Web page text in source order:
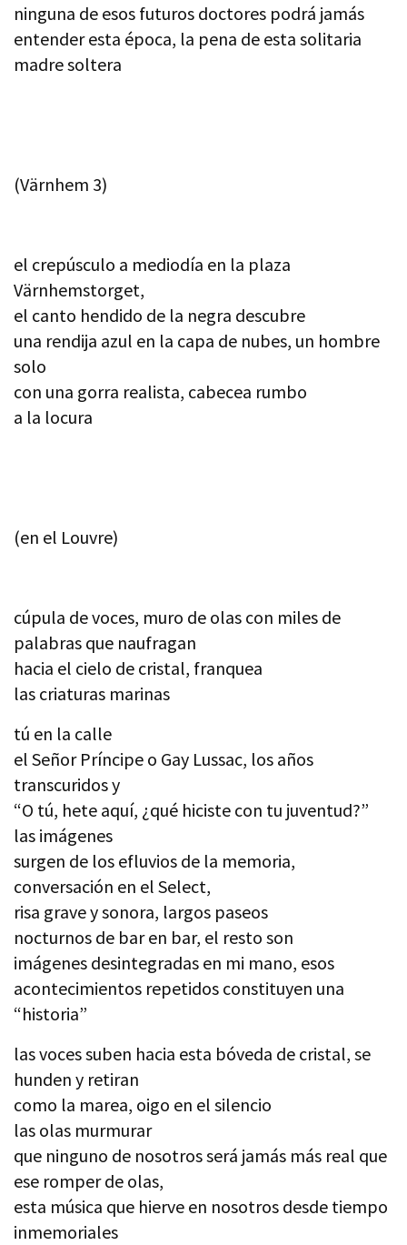
ninguna de esos futuros doctores podrá jamás
entender esta época, la pena de esta solitaria
madre soltera
(Värnhem 3)
el crepúsculo a mediodía en la plaza
Värnhemstorget,
el canto hendido de la negra descubre
una rendija azul en la capa de nubes, un hombre
solo
con una gorra realista, cabecea rumbo
a la locura
(en el Louvre)
cúpula de voces, muro de olas con miles de
palabras que naufragan
hacia el cielo de cristal, franquea
las criaturas marinas
tú en la calle
el Señor Príncipe o Gay Lussac, los años
transcuridos y
“O tú, hete aquí, ¿qué hiciste con tu juventud?”
las imágenes
surgen de los efluvios de la memoria,
conversación en el Select,
risa grave y sonora, largos paseos
nocturnos de bar en bar, el resto son
imágenes desintegradas en mi mano, esos
acontecimientos repetidos constituyen una
“historia”
las voces suben hacia esta bóveda de cristal, se
hunden y retiran
como la marea, oigo en el silencio
las olas murmurar
que ninguno de nosotros será jamás más real que
ese romper de olas,
esta música que hierve en nosotros desde tiempo
inmemoriales